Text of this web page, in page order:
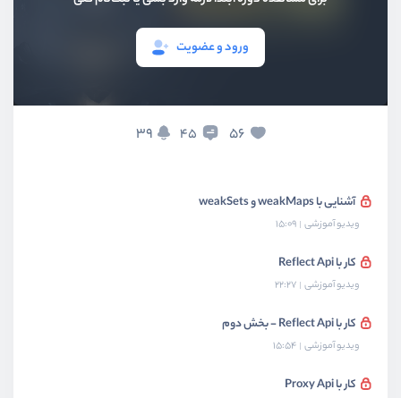
ورود و عضویت
56
45
39
ویدیو آموزشی 16:03
آشنایی با weakMaps و weakSets
ویدیو آموزشی 15:09
کار با Reflect Api
ویدیو آموزشی 22:27
کار با Reflect Api - بخش دوم
ویدیو آموزشی 15:54
کار با Proxy Api